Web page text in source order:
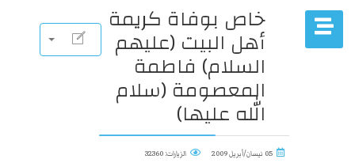
خاص بوفاة كريمة
أهل البيت (عليهم
السلام) فاطمة
المعصومة (سلام
الله عليها)
05 نيسان/أبريل 2009 الزيارات: 32360